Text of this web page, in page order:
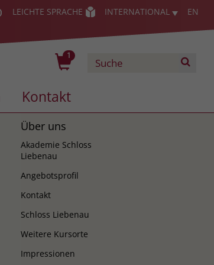
LEICHTE SPRACHE INTERNATIONAL EN
Kontakt
1
Über uns
Akademie Schloss
Liebenau
Angebotsprofil
Kontakt
Schloss Liebenau
Weitere Kursorte
Impressionen